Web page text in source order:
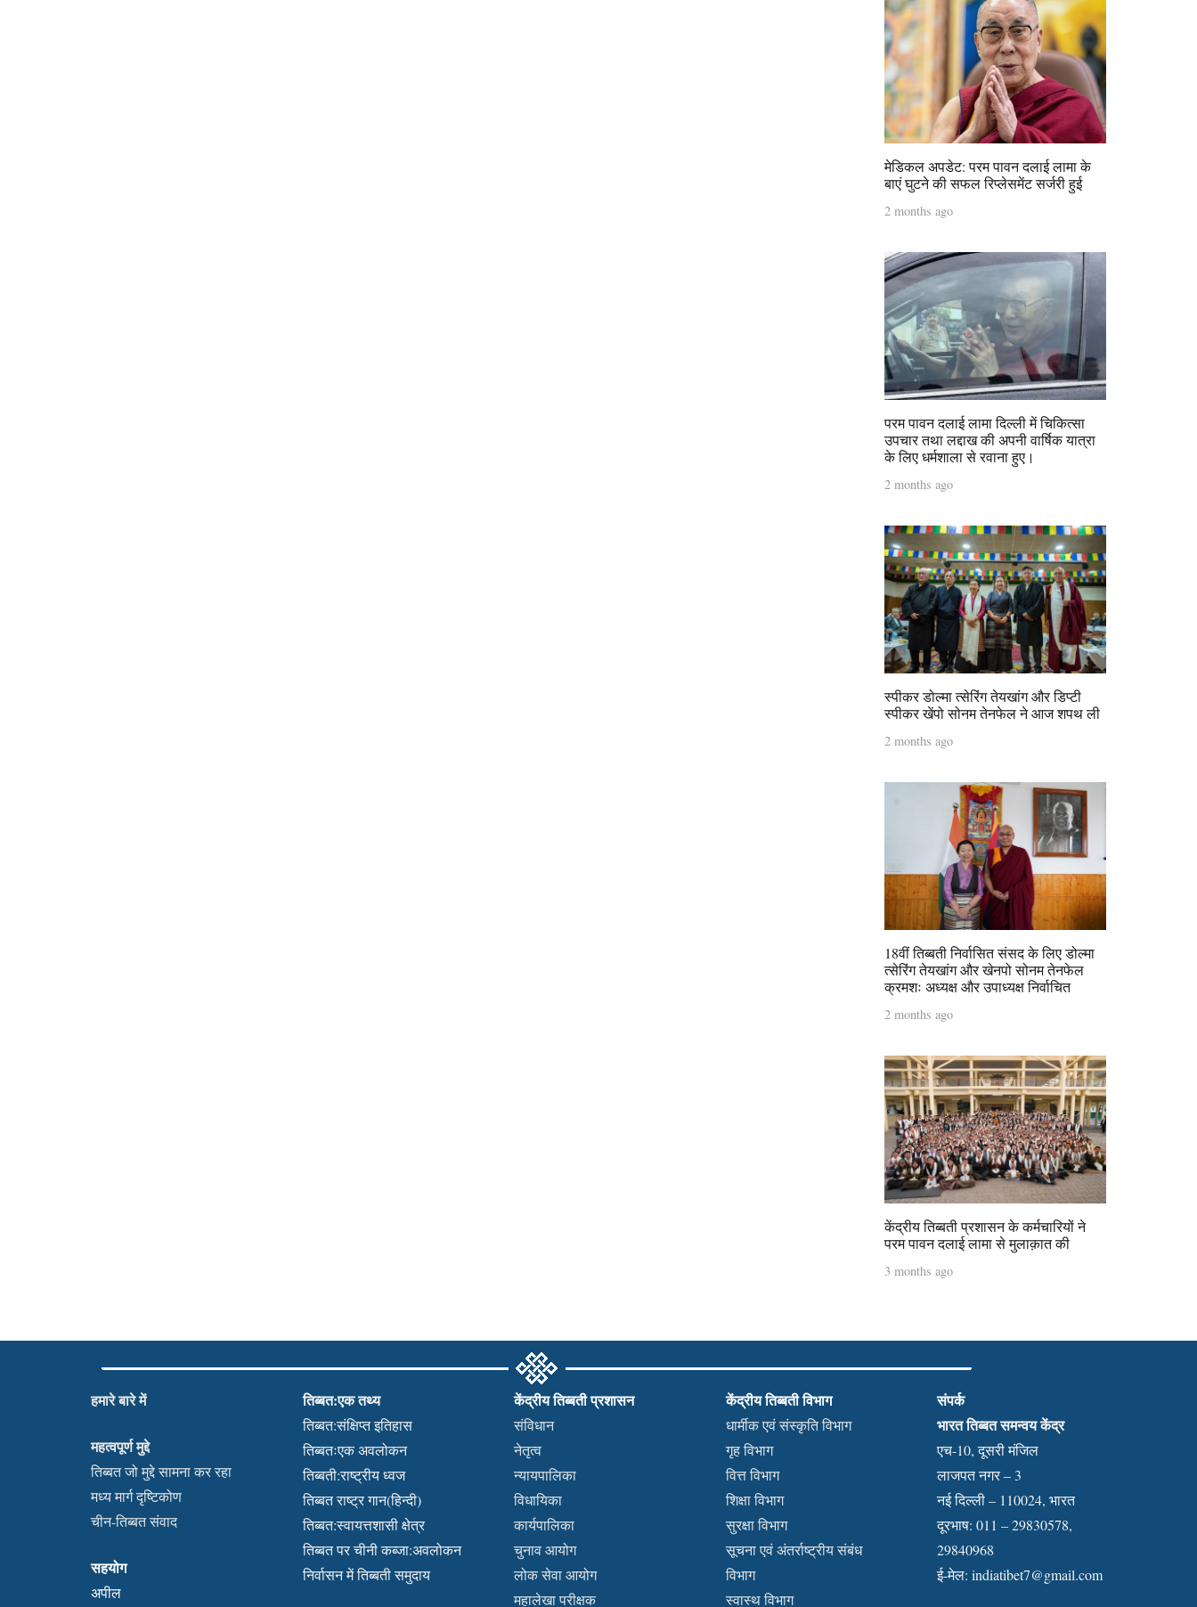
मेडिकल अपडेट: परम पावन दलाई लामा के
बाएं घुटने की सफल रिप्लेसमेंट सर्जरी हुई
2 months ago
परम पावन दलाई लामा दिल्ली में चिकित्सा
उपचार तथा लद्दाख की अपनी वार्षिक यात्रा
के लिए धर्मशाला से रवाना हुए।
2 months ago
स्पीकर डोल्मा त्सेरिंग तेयखांग और डिप्टी
स्पीकर खेंपो सोनम तेनफेल ने आज शपथ ली
2 months ago
18वीं तिब्बती निर्वासित संसद के लिए डोल्मा
त्सेरिंग तेयखांग और खेनपो सोनम तेनफेल
क्रमशः अध्यक्ष और उपाध्यक्ष निर्वाचित
2 months ago
केंद्रीय तिब्बती प्रशासन के कर्मचारियों ने
परम पावन दलाई लामा से मुलाक़ात की
3 months ago
हमारे बारे में
महत्वपूर्ण मुद्दे
तिब्बत जो मुद्दे सामना कर रहा
मध्य मार्ग दृष्टिकोण
चीन-तिब्बत संवाद
सहयोग
अपील
तिब्बत:एक तथ्य
तिब्बत:संक्षिप्त इतिहास
तिब्बतःएक अवलोकन
तिब्बती:राष्ट्रीय ध्वज
तिब्बत राष्ट्र गान(हिन्दी)
तिब्बत:स्वायत्तशासी क्षेत्र
तिब्बत पर चीनी कब्जा:अवलोकन
निर्वासन में तिब्बती समुदाय
केंद्रीय तिब्बती प्रशासन
संविधान
नेतृत्व
न्यायपालिका
विधायिका
कार्यपालिका
चुनाव आयोग
लोक सेवा आयोग
महालेखा परीक्षक
केंद्रीय तिब्बती विभाग
धार्मीक एवं संस्कृति विभाग
गृह विभाग
वित्त विभाग
शिक्षा विभाग
सुरक्षा विभाग
सूचना एवं अंतर्राष्ट्रीय संबंध
विभाग
स्वास्थ विभाग
संपर्क
भारत तिब्बत समन्वय केंद्र
एच-10, दूसरी मंजिल
लाजपत नगर – 3
नई दिल्ली – 110024, भारत
दूरभाष: 011 – 29830578,
29840968
ई-मेल:indiatibet7@gmail.com